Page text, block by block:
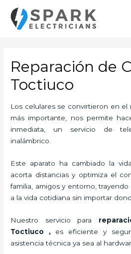
contenido
Reparación de
Toctiuco
Los celulares se convirtieron en
más importante, nos permite
inmediata, un servicio de
inalámbrico.
Este aparato ha cambiado la
acorta distancias y optimiza el
familia, amigos y entorno,
a la vida cotidiana sin importar
Nuestro servicio para
Toctiuco
,es eficiente y
asistencia técnica ya sea al